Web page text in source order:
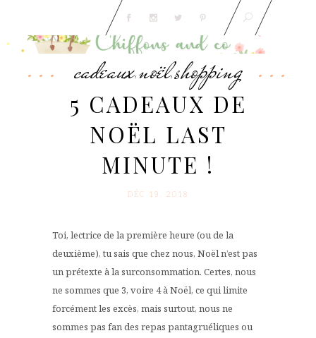
cadeaux, noël,shopping
5 CADEAUX DE
NOËL LAST
MINUTE !
DÉC 19. 2018
Toi, lectrice de la première heure (ou de la
deuxième), tu sais que chez nous, Noël n’est pas
un prétexte à la surconsommation. Certes, nous
ne sommes que 3, voire 4 à Noël, ce qui limite
forcément les excès, mais surtout, nous ne
sommes pas fan des repas pantagruéliques ou